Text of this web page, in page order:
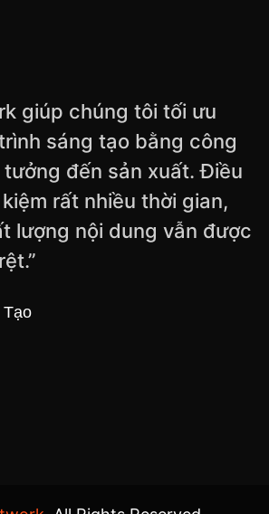
tôi không chỉ là người
mà là một phần của hệ
tạo. Tôi được lắng nghe,
được phát triển đúng
theo đuổi.”